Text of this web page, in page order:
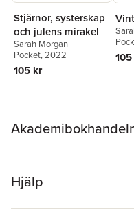
Stjärnor, systerskap
och julens mirakel
Sarah Morgan
Pocket, 2022
105 kr
Hjälp